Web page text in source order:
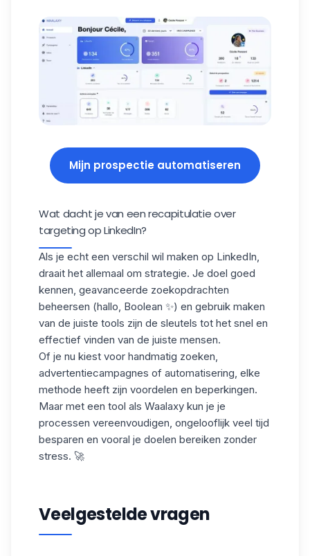
Mijn prospectie automatiseren
Wat dacht je van een recapitulatie over
targeting op LinkedIn?
Als je echt een verschil wil maken op LinkedIn,
draait het allemaal om strategie. Je doel goed
kennen, geavanceerde zoekopdrachten
beheersen (hallo, Boolean ✨) en gebruik maken
van de juiste tools zijn de sleutels tot het snel en
effectief vinden van de juiste mensen.
Of je nu kiest voor handmatig zoeken,
advertentiecampagnes of automatisering, elke
methode heeft zijn voordelen en beperkingen.
Maar met een tool als Waalaxy kun je je
processen vereenvoudigen, ongelooflijk veel tijd
besparen en vooral je doelen bereiken zonder
stress. 🚀
Veelgestelde vragen